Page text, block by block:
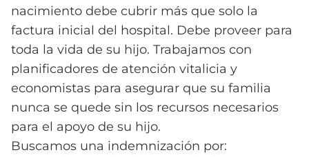
nacimiento debe cubrir más que solo la
factura inicial del hospital. Debe proveer para
toda la vida de su hijo. Trabajamos con
planificadores de atención vitalicia y
economistas para asegurar que su familia
nunca se quede sin los recursos necesarios
para el apoyo de su hijo.
Buscamos una indemnización por: